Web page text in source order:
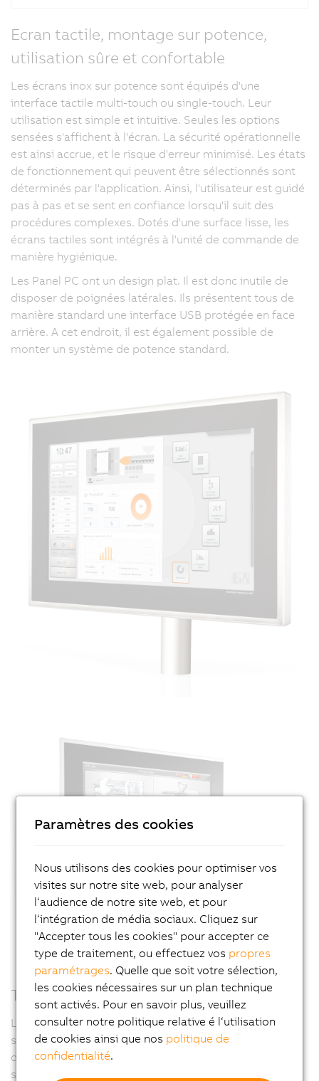
Ecran tactile, montage sur potence,
utilisation sûre et confortable
Les écrans inox sur potence sont équipés d'une
interface tactile multi-touch ou single-touch. Leur
utilisation est simple et intuitive. Seules les options
sensées s'affichent à l'écran. La sécurité opérationnelle
est ainsi accrue, et le risque d'erreur minimisé. Les états
de fonctionnement qui peuvent être sélectionnés sont
déterminés par l'application. Ainsi, l'utilisateur est guidé
pas à pas et se sent en confiance lorsqu'il suit des
procédures complexes. Dotés d'une surface lisse, les
écrans tactiles sont intégrés à l'unité de commande de
manière hygiénique.
Les Panel PC ont un design plat. Il est donc inutile de
disposer de poignées latérales. Ils présentent tous de
manière standard une interface USB protégée en face
arrière. A cet endroit, il est également possible de
monter un système de potence standard.
Touches à anneaux lumineux
Les touches intégrées à anneaux lumineux peuvent
s'éclairer de différentes couleurs et être munies
d'étiquettes individuelles sur lesquels figurent des
symboles, des nombres ou du texte.
Paramètres des cookies
Nous utilisons des cookies pour optimiser vos
visites sur notre site web, pour analyser
l‘audience de notre site web, et pour
l‘intégration de média sociaux. Cliquez sur
"Accepter tous les cookies" pour accepter ce
type de traitement, ou effectuez vos propres
paramétrages. Quelle que soit votre sélection,
les cookies nécessaires sur un plan technique
sont activés. Pour en savoir plus, veuillez
consulter notre politique relative é l‘utilisation
de cookies ainsi que nos politique de
confidentialité.